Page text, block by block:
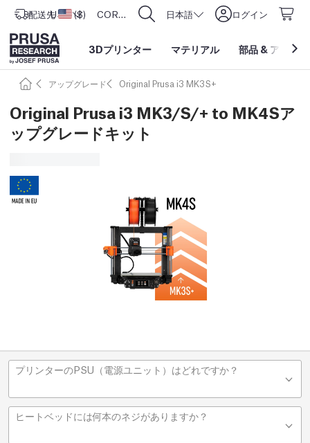
配送先 アメリカ合衆国
USD ($) CORE One L: Now In Stock! 日本語 ログイン
3Dプリンター マテリアル 部品 & アクセ
アップグレード Original Prusa i3 MK3S+
Original Prusa i3 MK3/S/+ to MK4Sア
ップグレードキット
プリンターのPSU（電源ユニット）はどれですか？
ヒートベッドには何本のネジがありますか？